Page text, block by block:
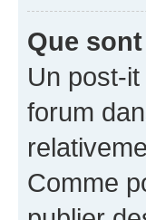
Que
Un post-
forum
Comme